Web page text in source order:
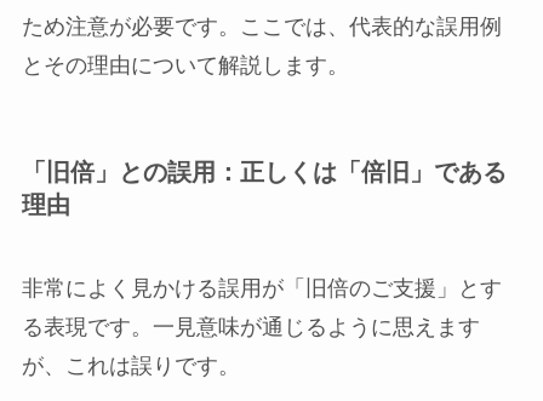
ため注意が必要です。ここでは、代表的な誤用例
とその理由について解説します。
「旧倍」との誤用：正しくは「倍旧」である
理由
非常によく見かける誤用が「旧倍のご支援」とす
る表現です。一見意味が通じるように思えます
が、これは誤りです。